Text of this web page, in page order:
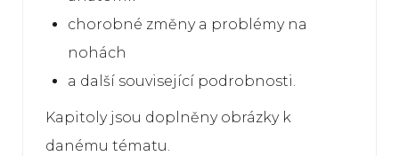
chorobné změny a problémy na
nohách
a další související podrobnosti.
Kapitoly jsou doplněny obrázky k
danému tématu.